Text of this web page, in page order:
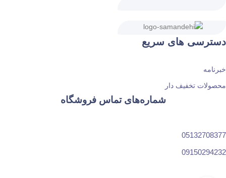
دسترسی های سریع
خبرنامه
محصولات تخفیف دار
شماره‌های تماس فروشگاه
05132708377
09150294232